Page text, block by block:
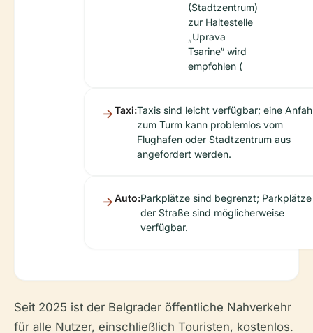
(Stadtzentrum)
zur Haltestelle
„Uprava
Tsarine“ wird
empfohlen (
Taxi:Taxis sind leicht verfügbar; eine
zum Turm kann problemlos vom
Flughafen oder Stadtzentrum aus
angefordert werden.
Auto:Parkplätze sind begrenzt;
der Straße sind möglicherweise
verfügbar.
Seit 2025 ist der Belgrader öffentliche Nahverkehr
für alle Nutzer, einschließlich Touristen, kostenlos.